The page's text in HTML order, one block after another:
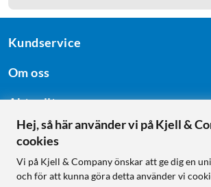
Kundservice
Om oss
Aktuellt
Följ oss
Hej, så här använder vi på Kjell &
cookies
Vi på Kjell & Company önskar att ge dig en
och för att kunna göra detta använder vi